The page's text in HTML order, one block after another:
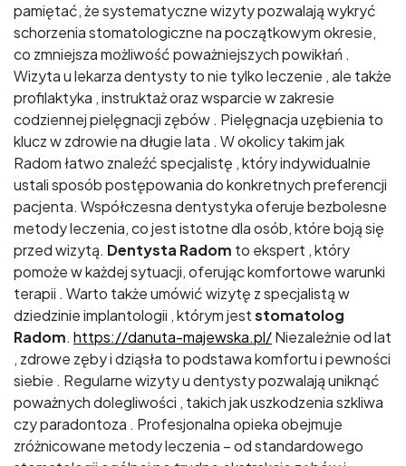
pamiętać, że systematyczne wizyty pozwalają wykryć
schorzenia stomatologiczne na początkowym okresie,
co zmniejsza możliwość poważniejszych powikłań .
Wizyta u lekarza dentysty to nie tylko leczenie , ale także
profilaktyka , instruktaż oraz wsparcie w zakresie
codziennej pielęgnacji zębów . Pielęgnacja uzębienia to
klucz w zdrowie na długie lata . W okolicy takim jak
Radom łatwo znaleźć specjalistę , który indywidualnie
ustali sposób postępowania do konkretnych preferencji
pacjenta. Współczesna dentystyka oferuje bezbolesne
metody leczenia, co jest istotne dla osób, które boją się
przed wizytą. Dentysta Radom to ekspert , który
pomoże w każdej sytuacji, oferując komfortowe warunki
terapii . Warto także umówić wizytę z specjalistą w
dziedzinie implantologii , którym jeststomatolog
Radom. https://danuta-majewska.pl/Niezależnie od lat
, zdrowe zęby i dziąsła to podstawa komfortu i pewności
siebie . Regularne wizyty u dentysty pozwalają uniknąć
poważnych dolegliwości , takich jak uszkodzenia szkliwa
czy paradontoza . Profesjonalna opieka obejmuje
zróżnicowane metody leczenia – od standardowego